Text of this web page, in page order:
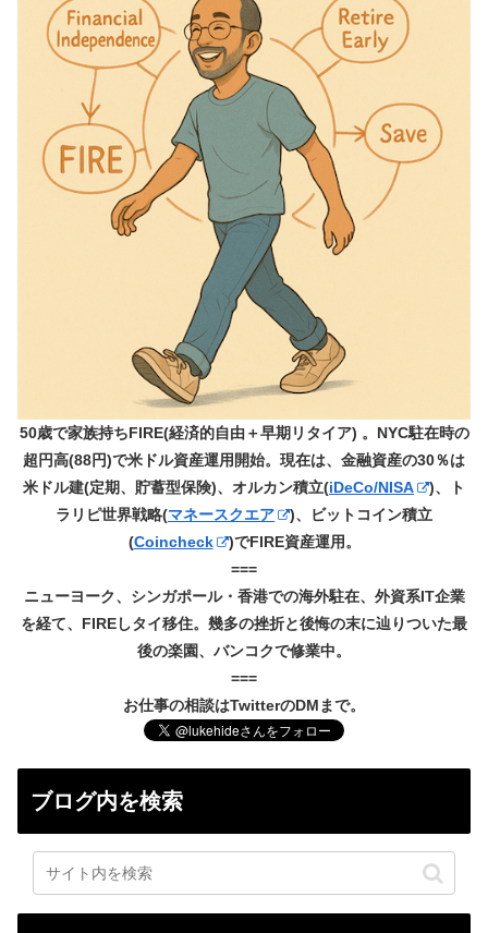
50歳で家族持ちFIRE(経済的自由＋早期リタイア) 。NYC駐在時の
超円高(88円)で米ドル資産運用開始。現在は、金融資産の30％は
米ドル建(定期、貯蓄型保険)、オルカン積立(iDeCo/NISA
)、ト
ラリピ世界戦略(マネースクエア
)、ビットコイン積立
(Coincheck
)でFIRE資産運用。
===
ニューヨーク、シンガポール・香港での海外駐在、外資系IT企業
を経て、FIREしタイ移住。幾多の挫折と後悔の末に辿りついた最
後の楽園、バンコクで修業中。
===
お仕事の相談はTwitterのDMまで。
ブログ内を検索